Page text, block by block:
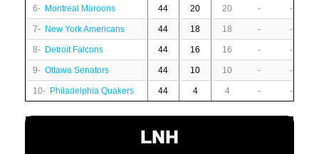
6- Montreal Maroons 44 20 20 - -
7- New York Americans 44 18 18 - -
8- Detroit Falcons 44 16 16 - -
9- Ottawa Senators 44 10 10 - -
10- Philadelphia Quakers 44 4 4 - -
LNH